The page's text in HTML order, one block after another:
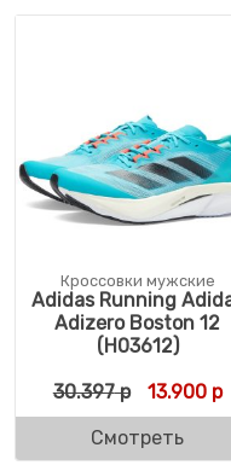
Кроссовки мужские
Adidas Running
Adizero Boston 12
(H03612)
30.397р 13.900р
Смотреть